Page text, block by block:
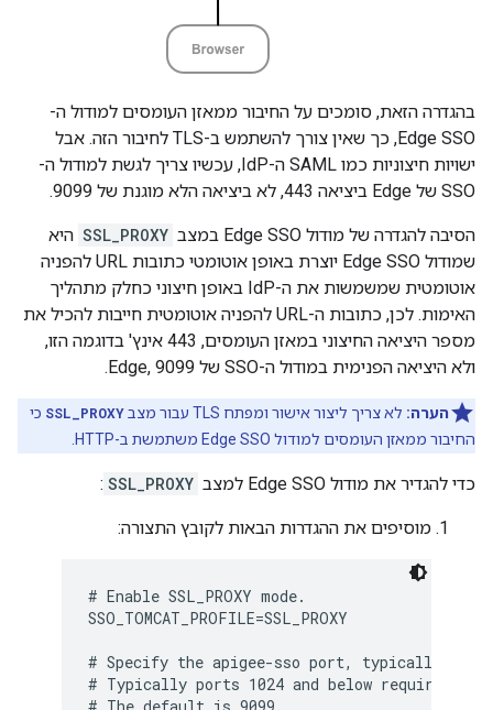
בהגדרה הזאת, סומכים על החיבור ממאזן העומסים למודול ה-
Edge SSO, כך שאין צורך להשתמש ב-TLS לחיבור הזה. אבל
ישויות חיצוניות כמו SAML ה-IdP, עכשיו צריך לגשת למודול ה-
SSO של Edge ביציאה 443, לא ביציאה הלא מוגנת של 9099.
הסיבה להגדרה של מודול Edge SSO במצב SSL_PROXY היא
שמודול Edge SSO יוצרת באופן אוטומטי כתובות URL להפניה
אוטומטית שמשמשות את ה-IdP באופן חיצוני כחלק מתהליך
האימות. לכן, כתובות ה-URL להפניה אוטומטית חייבות להכיל את
מספר היציאה החיצוני במאזן העומסים, 443 אינץ' בדוגמה הזו,
ולא היציאה הפנימית במודול ה-SSO של Edge, 9099.
הערה: לא צריך ליצור אישור ומפתח TLS עבור מצב SSL_PROXY כי
החיבור ממאזן העומסים למודול Edge SSO משתמשת ב-HTTP.
כדי להגדיר את מודול Edge SSO למצב SSL_PROXY
:
מוסיפים את ההגדרות הבאות לקובץ התצורה:
# Enable SSL_PROXY mode.
SSO_TOMCAT_PROFILE=SSL_PROXY
# Specify the apigee-sso port, typically
# Typically ports 1024 and below require root